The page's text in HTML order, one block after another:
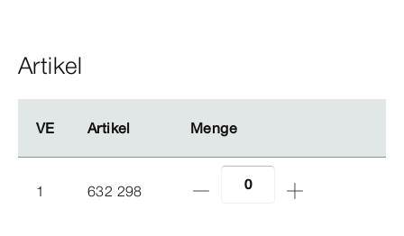
Artikel
VE Artikel Menge
VE Artikel Menge
1 632 298